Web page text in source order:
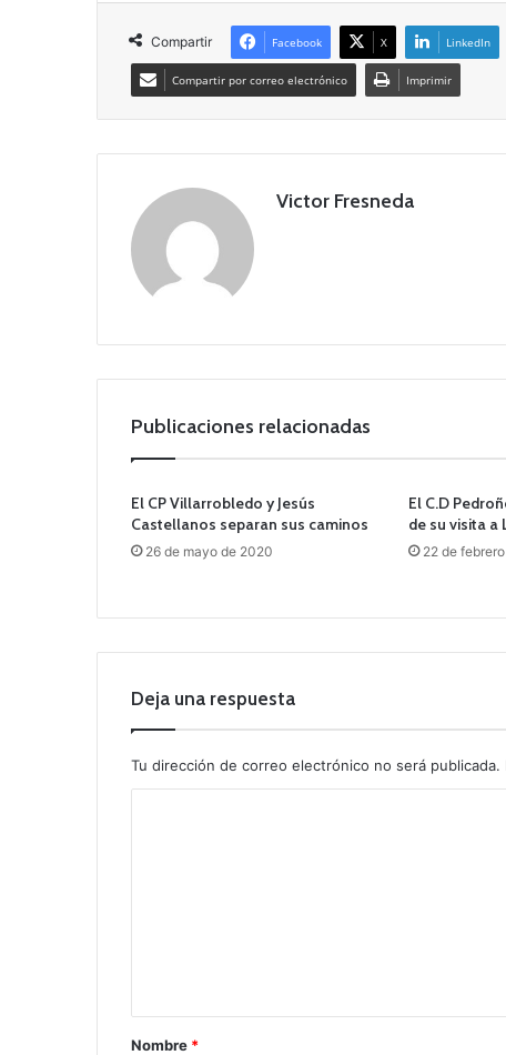
Compartir Facebook X LinkedIn
Compartir por correo electrónico Imprimir
Victor Fresneda
Publicaciones relacionadas
El CP Villarrobledo y Jesús
Castellanos separan sus caminos
26 de mayo de 2020
El C.D
de su visita a
22 de
Deja una respuesta
Tu dirección de correo electrónico no será publicada.
rNombre *